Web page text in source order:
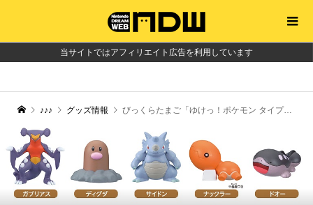
当サイトではアフィリエイト広告を利用しています
♪♪♪ グッズ情報 びっくらたまご「ゆけっ！ポケモン タイプ別入浴剤」にはがねタイプ＆じめんタイプが登場！1月26日発売